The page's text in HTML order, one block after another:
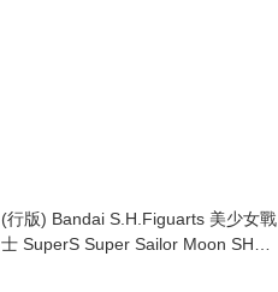
(行版) Bandai S.H.Figuarts 美少女戰
士 SuperS Super Sailor Moon SHF